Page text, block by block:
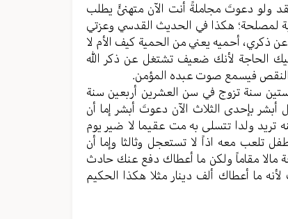
ولو دعوتَ مجاملةً أنت الآن متهنئً یطلب
لمصلحة؛ هکذا في الحدیث القدسي وعزتي
ذکري، أحمیه یعني من الحمیة کیف الأم لا
الحاجة لأنك ضعیف تشتغل عن ذکر الله
فیسمع صوت عبده المؤمن.
سنة تزوج في سن العشرین أربعین سنة
بإحدی الثلاث الآن دعوتَ أبشر إما أن
ترید ولدا تتسلی به مت عقیما لا ضیر یوم
تلعب معه اذاً لا تستعجل وثالثا وإما أن
مالا مقاماً ولکن ما أعطاك دفع عنك حادث
ما أعطاك ألف دینار مثلا هکذا الحکیم